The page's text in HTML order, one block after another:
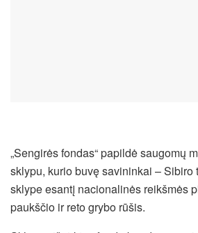
„Sengirės fondas“ papildė saugomų
sklypu, kurio buvę savininkai – Sibiro
sklype esantį nacionalinės reikšmės
paukščio ir reto grybo rūšis.